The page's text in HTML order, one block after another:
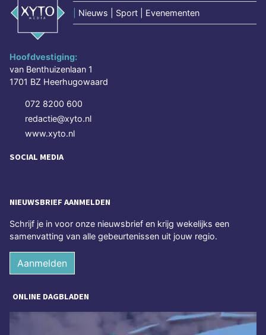
Nieuws | Sport | Evenementen
Hoofdvestiging:
van Benthuizenlaan 1
1701 BZ Heerhugowaard
072 8200 600
redactie@xyto.nl
www.xyto.nl
SOCIAL MEDIA
NIEUWSBRIEF AANMELDEN
Schrijf je in voor onze nieuwsbrief en krijg wekelijks een
samenvatting van alle gebeurtenissen uit jouw regio.
Aanmelden
ONLINE DAGBLADEN